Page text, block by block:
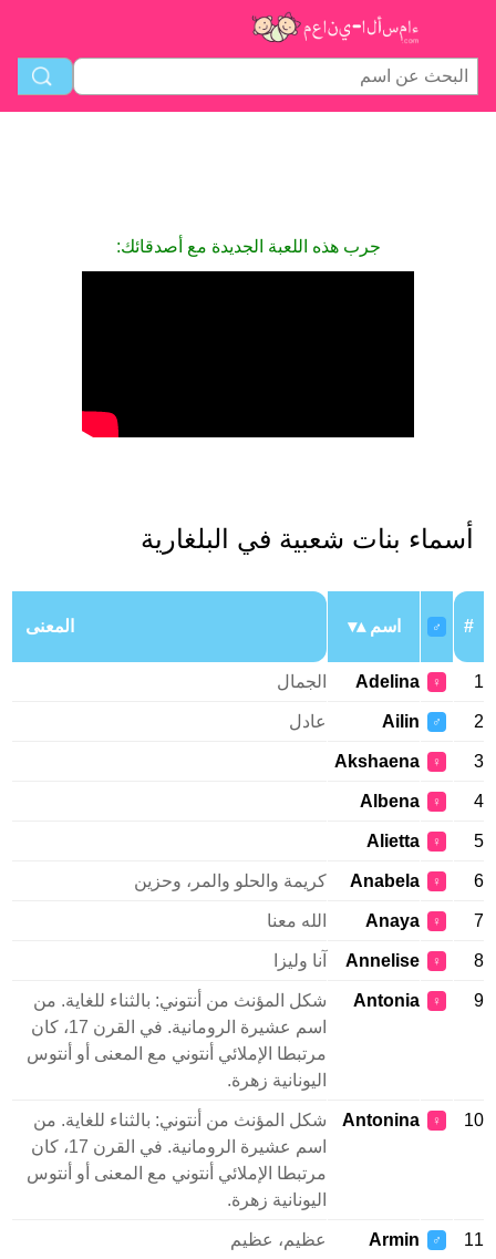
جرب هذه اللعبة الجديدة مع أصدقائك:
أسماء بنات شعبية في البلغارية
#
♂ اسم المعنى
1
♀
Adelina الجمال
2
♂
Ailin عادل
3
♀
Akshaena
4
♀
Albena
5
♀
Alietta
6
♀
Anabela كريمة والحلو والمر، وحزين
7
♀
Anaya الله معنا
8
♀
Annelise آنا وليزا
9
♀
Antonia
شكل المؤنث من أنتوني: بالثناء للغاية. من
اسم عشيرة الرومانية. في القرن 17، كان
مرتبطا الإملائي أنتوني مع المعنى أو أنتوس
اليونانية زهرة.
10
♀
Antonina
شكل المؤنث من أنتوني: بالثناء للغاية. من
اسم عشيرة الرومانية. في القرن 17، كان
مرتبطا الإملائي أنتوني مع المعنى أو أنتوس
اليونانية زهرة.
11
♂
Armin عظيم، عظيم